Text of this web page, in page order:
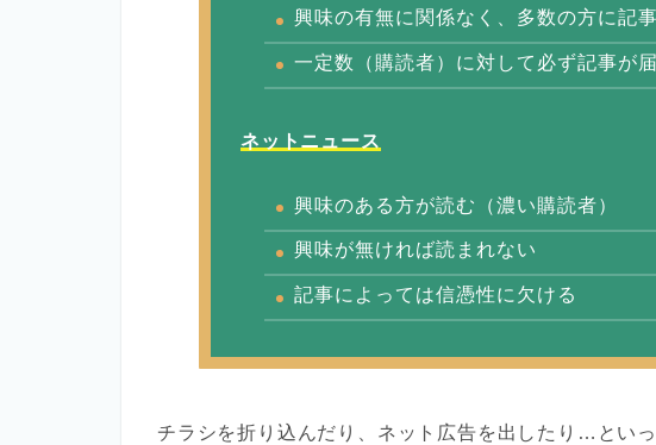
興味の有無に関係なく、多数の方に記
一定数（購読者）に対して必ず記事が届
ネットニュース
興味のある方が読む（濃い購読者）
興味が無ければ読まれない
記事によっては信憑性に欠ける
チラシを折り込んだり、ネット広告を出したり…とい